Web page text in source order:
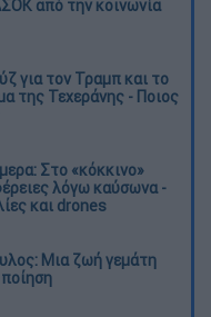
από την κοινωνία
για τον Τραμπ και το
της Τεχεράνης - Ποιος
Στο «κόκκινο»
λόγω καύσωνα -
και drones
Μια ζωή γεμάτη